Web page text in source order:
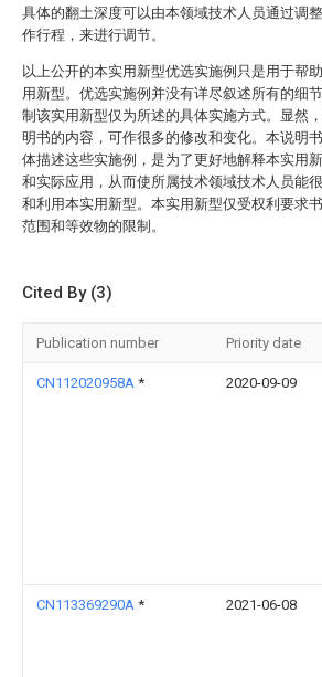
具体的翻土深度可以由本领域技术人员通过调
作行程，来进行调节。
以上公开的本实用新型优选实施例只是用于帮
用新型。优选实施例并没有详尽叙述所有的细
制该实用新型仅为所述的具体实施方式。显然
明书的内容，可作很多的修改和变化。本说明
体描述这些实施例，是为了更好地解释本实用
和实际应用，从而使所属技术领域技术人员能
和利用本实用新型。本实用新型仅受权利要求
范围和等效物的限制。
Cited By (3)
Publication number Priority date
CN112020958A * 2020-09-09
CN113369290A * 2021-06-08